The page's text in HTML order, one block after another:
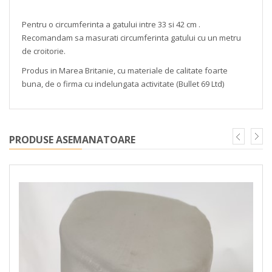
Pentru o circumferinta a gatului intre 33 si 42 cm .
Recomandam sa masurati circumferinta gatului cu un metru
de croitorie.
Produs in Marea Britanie, cu materiale de calitate foarte
buna, de o firma cu indelungata activitate (Bullet 69 Ltd)
PRODUSE ASEMANATOARE